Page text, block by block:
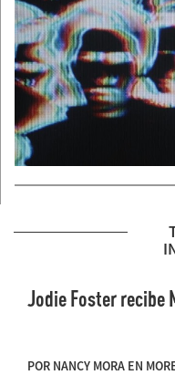
Jodie Foster recibe
POR NANCY MORA EN